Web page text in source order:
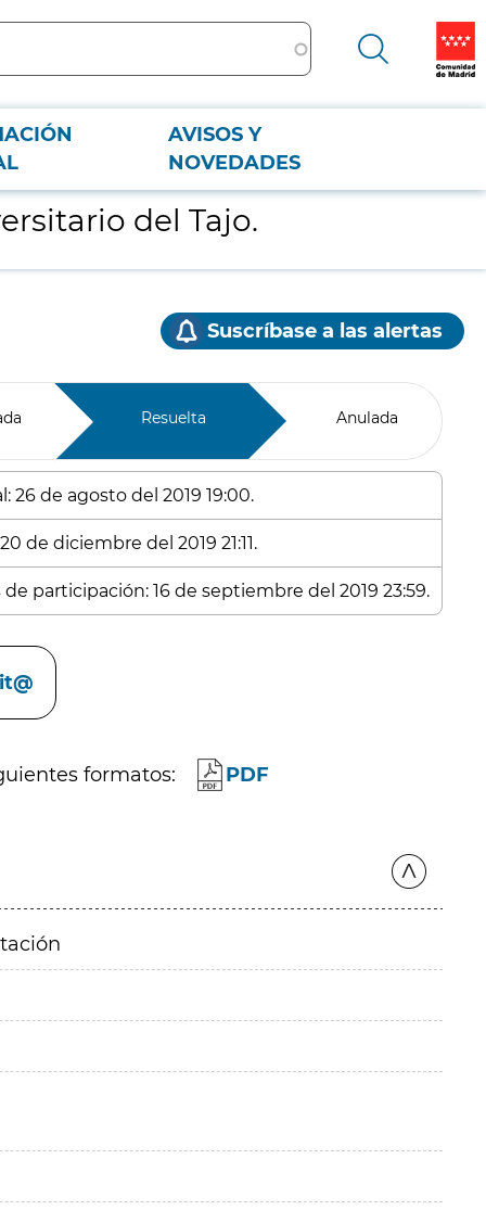
AVISOS Y
NOVEDADES
del Tajo.
Suscríbase a las alertas
Resuelta Anulada
de agosto del 2019 19:00.
de diciembre del 2019 21:11.
participación: 16 de septiembre del 2019 23:59.
formatos: PDF